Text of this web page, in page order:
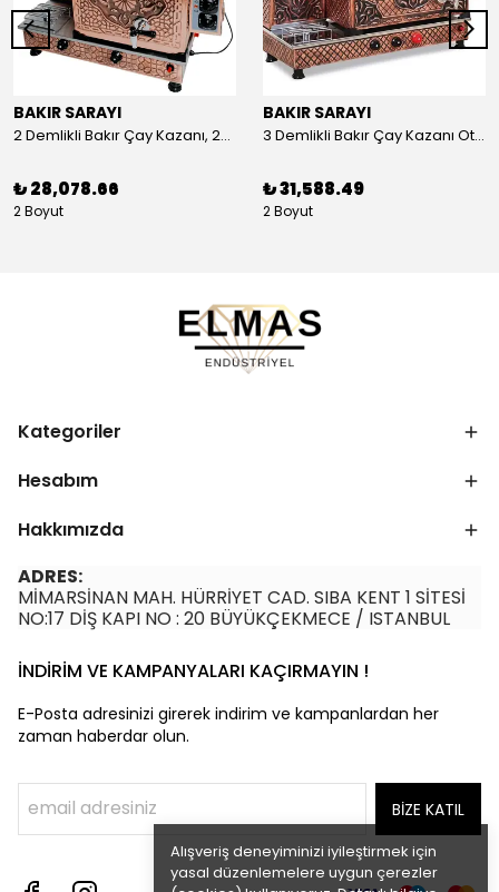
Alışveriş deneyiminizi iyileştirmek için
yasal düzenlemelere uygun çerezler
BAKIR SARAYI
2 Demlikli Bakır Çay Kazanı, 25 Litre
₺ 28,078.66
2 Boyut
BAKIR SARAYI
3 Demlikli Bakır Çay Kazanı Otomatik, 30 Litre
₺ 31,588.49
2 Boyut
Kategoriler
Hesabım
Hakkımızda
ADRES:
MİMARSİNAN MAH. HÜRRİYET CAD. SIBA KENT 1 SİTESİ
NO:17 DİŞ KAPI NO : 20 BÜYÜKÇEKMECE / ISTANBUL
İNDİRİM VE KAMPANYALARI KAÇIRMAYIN !
E-Posta adresinizi girerek indirim ve kampanlardan her
zaman haberdar olun.
BİZE KATIL